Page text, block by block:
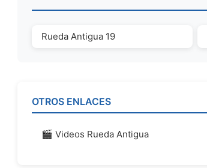
Rueda Antigua 19
OTROS ENLACES
🎬 Videos Rueda Antigua